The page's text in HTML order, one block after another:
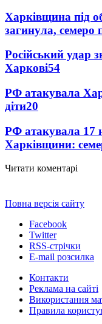
Харківщина під
загинула, семеро
Російський удар
Харкові54
РФ атакувала
діти20
РФ атакувала 17
Харківщини:
Читати коментарі
Повна версія сайту
Facebook
Twitter
RSS-стрічки
E-mail розсилка
Контакти
Реклама на сайті
Використання
Правила